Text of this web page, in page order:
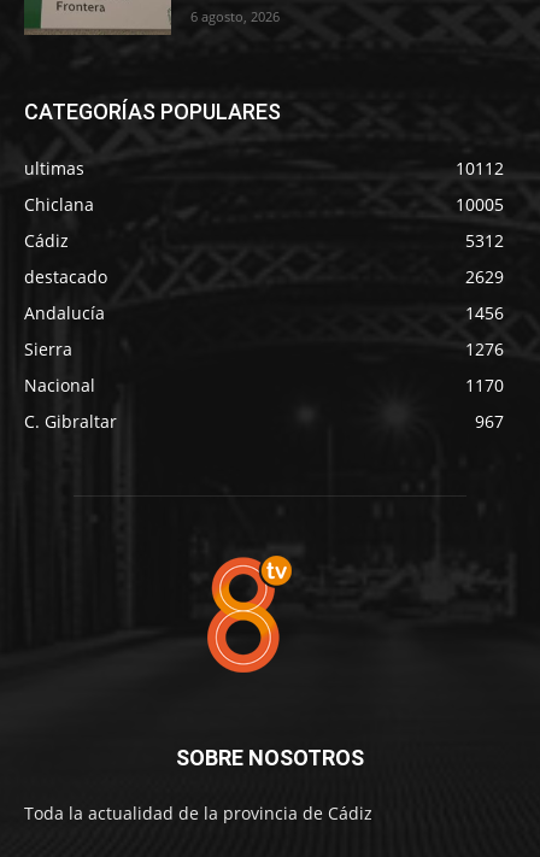
6 agosto, 2026
CATEGORÍAS POPULARES
ultimas
10112
Chiclana
10005
Cádiz
5312
destacado
2629
Andalucía
1456
Sierra
1276
Nacional
1170
C. Gibraltar
967
SOBRE NOSOTROS
Toda la actualidad de la provincia de Cádiz